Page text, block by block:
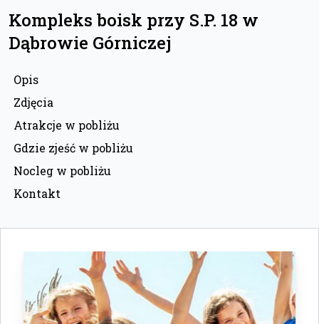
Kompleks boisk przy S.P. 18 w
Dąbrowie Górniczej
Opis
Zdjęcia
Atrakcje w pobliżu
Gdzie zjeść w pobliżu
Nocleg w pobliżu
Kontakt